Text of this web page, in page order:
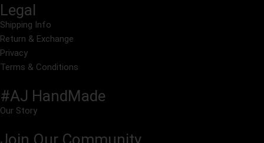
Legal
Shipping Info
Return & Exchange
Privacy
Terms & Conditions
#AJ HandMade
Our Story